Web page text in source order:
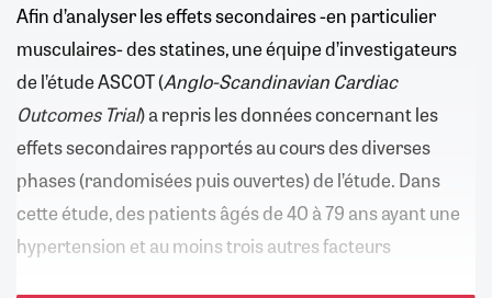
Afin d’analyser les effets secondaires -en particulier
musculaires- des statines, une équipe d’investigateurs
de l’étude ASCOT (Anglo-Scandinavian Cardiac
Outcomes Trial) a repris les données concernant les
effets secondaires rapportés au cours des diverses
phases (randomisées puis ouvertes) de l’étude. Dans
cette étude, des patients âgés de 40 à 79 ans ayant une
hypertension et au moins trois autres facteurs